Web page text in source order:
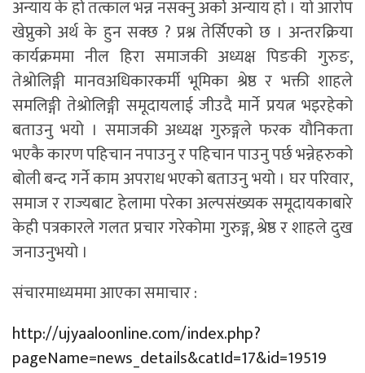
अन्याय के हो तत्काल भन्न नसक्नु अर्को अन्याय हो । यो आरोप
खेप्नुको अर्थ के हुन सक्छ ? प्रश्न तेर्सिएको छ । अन्तरक्रिया
कार्यक्रममा नील हिरा समाजकी अध्यक्ष पिङकी गुरुङ,
तेश्रोलिङ्गी मानवअधिकारकर्मी भूमिका श्रेष्ठ र भक्ती शाहले
समलिङ्गी तेश्रोलिङ्गी समूदायलाई जीउदै मार्ने प्रयत्न भइरहेको
बताउनु भयो । समाजकी अध्यक्ष गुरुङ्गले फरक यौनिकता
भएकै कारण पहिचान नपाउनु र पहिचान पाउनु पर्छ भन्नेहरुको
बोली बन्द गर्ने काम अपराध भएको बताउनु भयो । घर परिवार,
समाज र राज्यबाट हेलामा परेका अल्पसंख्यक समूदायकाबारे
केही पत्रकारले गलत प्रचार गरेकोमा गुरुङ्ग, श्रेष्ठ र शाहले दुख
जनाउनुभयो ।
संचारमाध्यममा आएका समाचार :
http://ujyaaloonline.com/index.php?
pageName=news_details&catId=17&id=19519